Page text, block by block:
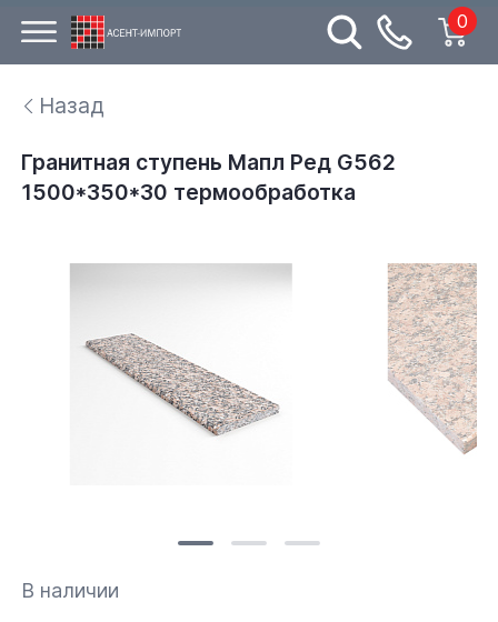
0
Назад
Гранитная ступень Мапл Ред G562
1500*350*30 термообработка
В наличии